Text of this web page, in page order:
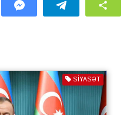
SIYASƏT